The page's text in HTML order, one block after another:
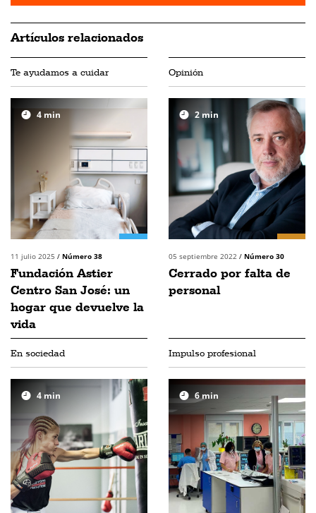
Artículos relacionados
Te ayudamos a cuidar
4 min
11 julio 2025 / Número 38
Fundación Astier
Centro San José: un
hogar que devuelve la
vida
Opinión
2 min
05 septiembre 2022 / Número 30
Cerrado por falta de
personal
En sociedad
4min
Impulso profesional
6min